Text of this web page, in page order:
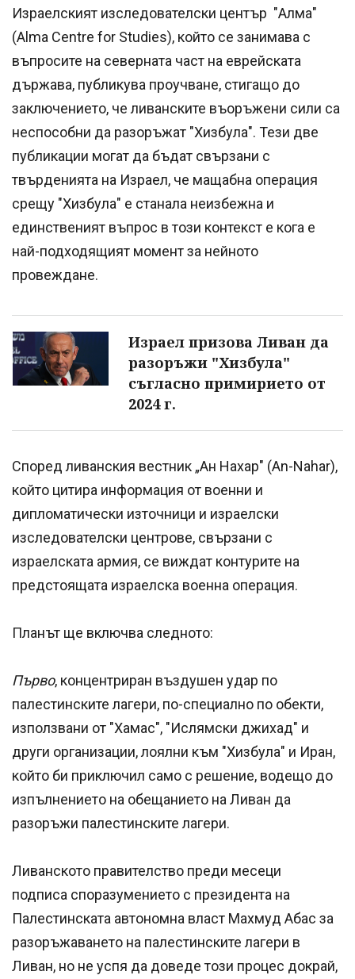
Израелският изследователски център "Алма"
(Alma Centre for Studies), който се занимава с
въпросите на северната част на еврейската
държава, публикува проучване, стигащо до
заключението, че ливанските въоръжени сили са
неспособни да разоръжат "Хизбула". Тези две
публикации могат да бъдат свързани с
твърденията на Израел, че мащабна операция
срещу "Хизбула" е станала неизбежна и
единственият въпрос в този контекст е кога е
най-подходящият момент за нейното
провеждане.
Израел призова Ливан да
разоръжи "Хизбула"
съгласно примирието от
2024 г.
Според ливанския вестник „Ан Нахар" (An-Nahar),
който цитира информация от военни и
дипломатически източници и израелски
изследователски центрове, свързани с
израелската армия, се виждат контурите на
предстоящата израелска военна операция.
Планът ще включва следното:
Първо, концентриран въздушен удар по
палестинските лагери, по-специално по обекти,
използвани от "Хамас", "Ислямски джихад" и
други организации, лоялни към "Хизбула" и Иран,
който би приключил само с решение, водещо до
изпълнението на обещанието на Ливан да
разоръжи палестинските лагери.
Ливанското правителство преди месеци
подписа споразумението с президента на
Палестинската автономна власт Махмуд Абас за
разоръжаването на палестинските лагери в
Ливан, но не успя да доведе този процес докрай,